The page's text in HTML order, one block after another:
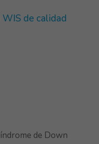
de calidad
de Down